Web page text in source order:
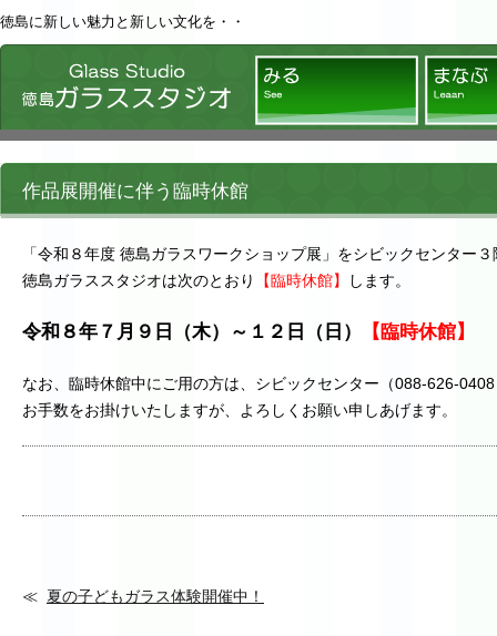
徳島に新しい魅力と新しい文化を・・
徳島ガラススタジオ
みる
作品展開催に伴う臨時休館
「令和８年度 徳島ガラスワークショップ展」をシビックセンター
徳島ガラススタジオは次のとおり
【臨時休館】 します。
令和８年７月９日（木）～１２日（日） 【臨時休館】
なお、臨時休館中にご用の方は、シビックセンター（088-626-
お手数をお掛けいたしますが、よろしくお願い申しあげます。
夏の子どもガラス体験開催中！